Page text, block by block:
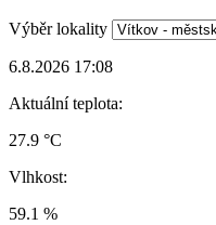
Výběr lokality
6.8.2026 17:08
Aktuální teplota:
27.9 °C
Vlhkost:
59.1 %